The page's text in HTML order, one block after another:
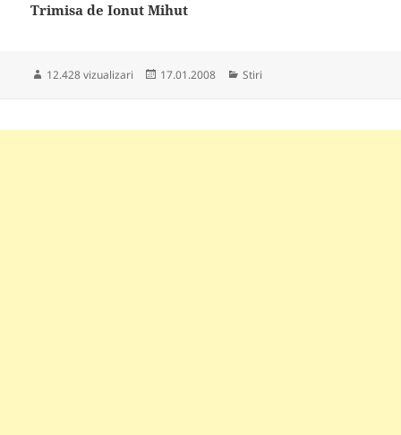
Trimisa de Ionut Mihut
12.428 vizualizari
Publicat
17.01.2008 Categorii
Stiri